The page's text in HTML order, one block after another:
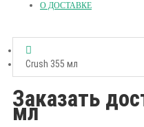
О ДОСТАВКЕ
Crush 355 мл
Заказать
мл